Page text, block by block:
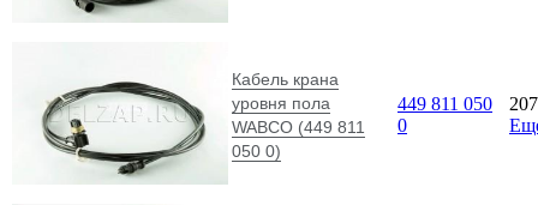
Кабель крана
уровня пола
WABCO (449 811
050 0)
449 811 050
0